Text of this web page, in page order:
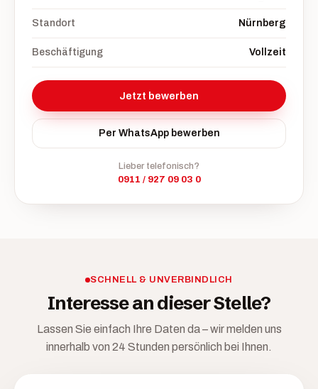
Standort Nürnberg
Beschäftigung Vollzeit
Jetzt bewerben
Per WhatsApp bewerben
Lieber telefonisch?
0911 / 927 09 03 0
SCHNELL & UNVERBINDLICH
Interesse an dieser Stelle?
Lassen Sie einfach Ihre Daten da – wir melden uns
innerhalb von 24 Stunden persönlich bei Ihnen.